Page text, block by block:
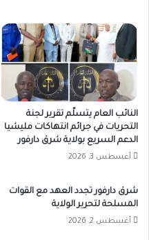
النائب العام يتسلّم تقرير لجنة
التحريات في جرائم انتهاكات مليشيا
الدعم السريع بولاية شرق دارفور
أغسطس 3, 2026
شرق دارفور تجدد العهد مع القوات
المسلحة لتحرير الولاية
أغسطس 2, 2026